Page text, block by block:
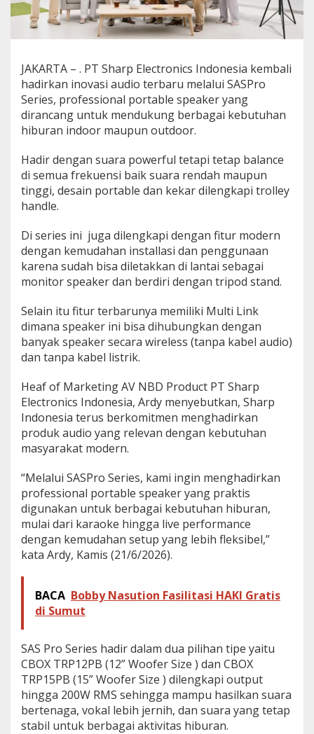
u
r
k
S
A
S
P
r
o
e
r
e
S
p
e
a
k
r
P
t
b
l
e
u
n
u
K
a
r
a
o
k
i
a
L
i
v
e
P
e
JAKARTA – . PT Sharp Electronics Indonesia kembali
hadirkan inovasi audio terbaru melalui SASPro
Series, professional portable speaker yang
dirancang untuk mendukung berbagai kebutuhan
hiburan indoor maupun outdoor.
Hadir dengan suara powerful tetapi tetap balance
di semua frekuensi baik suara rendah maupun
tinggi, desain portable dan kekar dilengkapi trolley
handle.
Di series ini juga dilengkapi dengan fitur modern
dengan kemudahan installasi dan penggunaan
karena sudah bisa diletakkan di lantai sebagai
monitor speaker dan berdiri dengan tripod stand.
Selain itu fitur terbarunya memiliki Multi Link
dimana speaker ini bisa dihubungkan dengan
banyak speaker secara wireless (tanpa kabel audio)
dan tanpa kabel listrik.
Heaf of Marketing AV NBD Product PT Sharp
Electronics Indonesia, Ardy menyebutkan, Sharp
Indonesia terus berkomitmen menghadirkan
produk audio yang relevan dengan kebutuhan
masyarakat modern.
“Melalui SASPro Series, kami ingin menghadirkan
professional portable speaker yang praktis
digunakan untuk berbagai kebutuhan hiburan,
mulai dari karaoke hingga live performance
dengan kemudahan setup yang lebih fleksibel,”
kata Ardy, Kamis (21/6/2026).
BACA Bobby Nasution Fasilitasi HAKI Gratis
di Sumut
SAS Pro Series hadir dalam dua pilihan tipe yaitu
CBOX TRP12PB (12” Woofer Size ) dan CBOX
TRP15PB (15” Woofer Size ) dilengkapi output
hingga 200W RMS sehingga mampu hasilkan suara
bertenaga, vokal lebih jernih, dan suara yang tetap
stabil untuk berbagai aktivitas hiburan.